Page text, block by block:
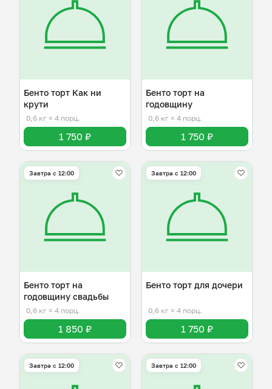
Бенто торт Как ни
крути
0,6 кг ≈ 4 порц.
1 750 ₽
Бенто торт на
годовщину
0,6 кг ≈ 4 порц.
1 750 ₽
Завтра c 12:00
Бенто торт на
годовщину свадьбы
0,6 кг ≈ 4 порц.
1 850 ₽
Завтра c 12:00
Бенто торт для дочери
0,6 кг ≈ 4 порц.
1 750 ₽
Завтра c 12:00 Завтра c 12:00